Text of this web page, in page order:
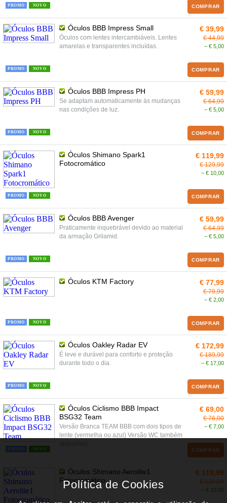
NOVO
PROMO COMPRAR
NOVO
PROMO
Óculos BBB Impress Small
Óculos com lentes intercambiáveis. Lentes
amarelas e transparentes incluídas.
€ 39,99
€ 44,99
− € 5,00
COMPRAR
NOVO
PROMO
Óculos BBB Impress PH
Se adaptam automaticamente às mudanças
nas condições de luz.
€ 59,99
€ 64,99
− € 5,00
COMPRAR
NOVO
PROMO
Óculos Shimano Spark1
Fotocromático
€ 119,99
€ 129,99
− € 10,00
COMPRAR
NOVO
PROMO
Óculos BBB Avenger
Praticamente inquebrável devido ao material
da armação Grilamid.
€ 59,99
€ 64,99
− € 5,00
COMPRAR
NOVO
PROMO
Óculos KTM Factory € 77,99
€ 79,99
− € 2,00
COMPRAR
NOVO
PROMO
Óculos Oakley Radar EV
É leve e durável para conforto e proteção
durante todo o dia.
€ 172,99
€ 189,99
− € 17,00
COMPRAR
NOVO
Óculos Ciclismo BBB Impact
BSG32 Team
Versão Branca TEAM BBB com dois tipos de
lente (vermelha ou azul) Versão WC também
€ 69,00
€ 76,00
− € 7,00
COMPRAR
Óculos Shimano Aerolite1
Fotocromático
€ 119,99
€ 129,99
− € 10,00